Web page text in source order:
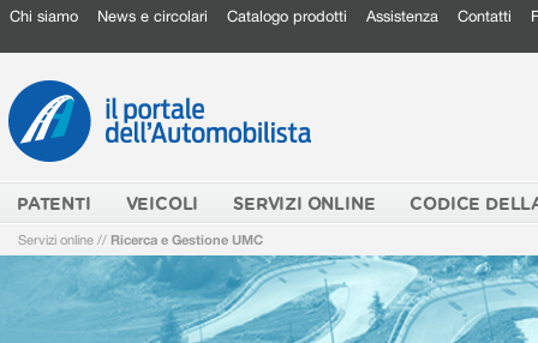
Chi siamo News e circolari Catalogo prodotti Assistenza Contatti
PATENTI VEICOLI SERVIZI ONLINE CODICE
Servizi online // Ricerca e Gestione UMC